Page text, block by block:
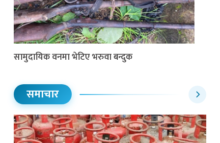
सामुदायिक वनमा भेटिए भरुवा बन्दुक
समाचार